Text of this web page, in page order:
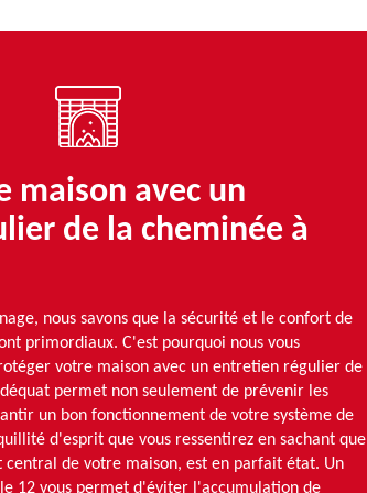
maison avec un
de la cheminée à
nous savons que la sécurité et le confort de
primordiaux. C'est pourquoi nous vous
votre maison avec un entretien régulier de
permet non seulement de prévenir les
un bon fonctionnement de votre système de
d'esprit que vous ressentirez en sachant que
de votre maison, est en parfait état. Un
12 vous permet d'éviter l'accumulation de